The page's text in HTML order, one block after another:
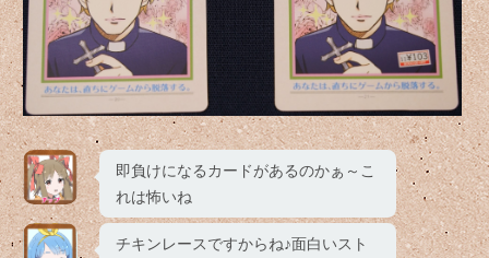
即負けになるカードがあるのかぁ～こ
れは怖いね
チキンレースですからね♪面白いスト